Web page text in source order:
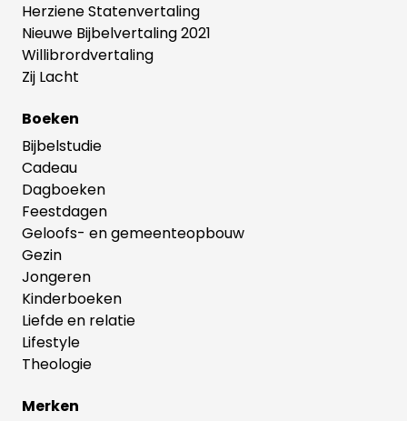
Herziene Statenvertaling
Nieuwe Bijbelvertaling 2021
Willibrordvertaling
Zij Lacht
Boeken
Bijbelstudie
Cadeau
Dagboeken
Feestdagen
Geloofs- en gemeenteopbouw
Gezin
Jongeren
Kinderboeken
Liefde en relatie
Lifestyle
Theologie
Merken